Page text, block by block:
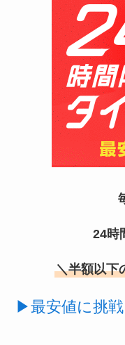
ガツンと杏仁豆
（ダ
24時
＼半額以下
▶最安値に挑